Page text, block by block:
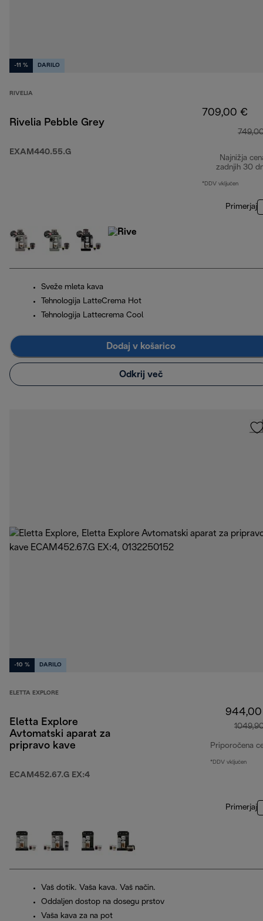
-11 % DARILO
RIVELIA
Rivelia Pebble Grey
EXAM440.55.G
709,00 €
Najnižja
zadnjih 30
*DDV vključen
Primerjaj
Sveže mleta kava
Tehnologija LatteCrema Hot
Tehnologija Lattecrema Cool
Dodaj v košarico
Odkrij več
-10 % DARILO
ELETTA EXPLORE
Eletta Explore
Avtomatski aparat za
pripravo kave
ECAM452.67.G EX:4
Priporočena
*DDV vključen
Primerjaj
Vaš dotik. Vaša kava. Vaš način.
Oddaljen dostop na dosegu prstov
Vaša kava za na pot